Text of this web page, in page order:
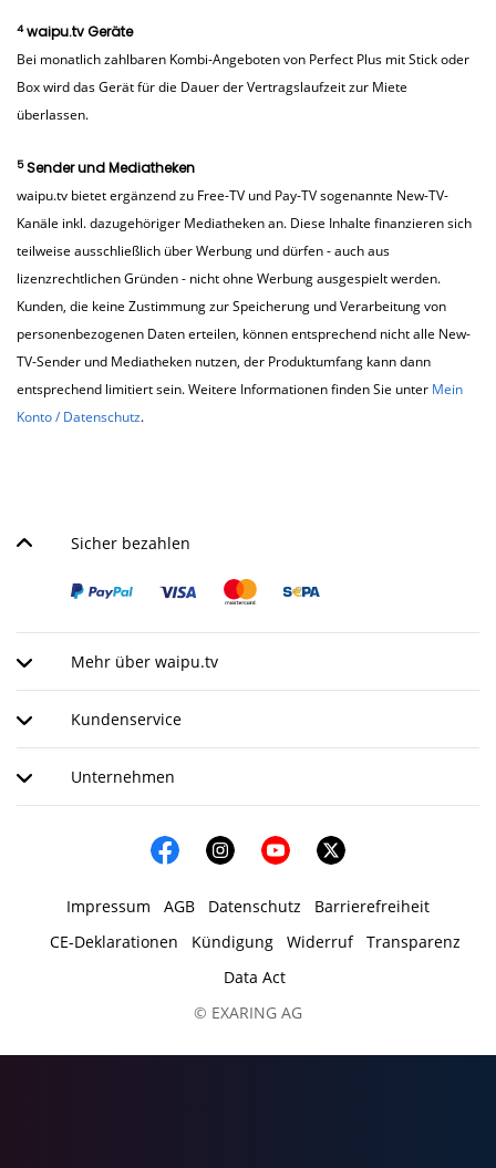
4waipu.tv Geräte
Bei monatlich zahlbaren Kombi-Angeboten von Perfect Plus mit Stick oder
Box wird das Gerät für die Dauer der Vertragslaufzeit zur Miete
überlassen.
5Sender und Mediatheken
waipu.tv bietet ergänzend zu Free-TV und Pay-TV sogenannte New-TV-
Kanäle inkl. dazugehöriger Mediatheken an. Diese Inhalte finanzieren sich
teilweise ausschließlich über Werbung und dürfen - auch aus
lizenzrechtlichen Gründen - nicht ohne Werbung ausgespielt werden.
Kunden, die keine Zustimmung zur Speicherung und Verarbeitung von
personenbezogenen Daten erteilen, können entsprechend nicht alle New-
TV-Sender und Mediatheken nutzen, der Produktumfang kann dann
entsprechend limitiert sein. Weitere Informationen finden Sie unter Mein
Konto / Datenschutz.
Sicher bezahlen
Mehr über waipu.tv
Kundenservice
Unternehmen
Impressum AGB Datenschutz
Barrierefreiheit
CE-Deklarationen
Kündigung Widerruf
Transparenz
Data Act
© EXARING AG